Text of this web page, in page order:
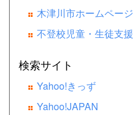
木津川市ホームページ
不登校児童・生徒支援
検索サイト
Yahoo!きっず
Yahoo!JAPAN